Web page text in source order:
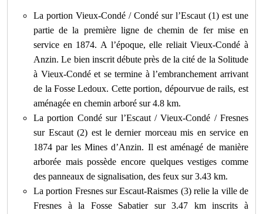
La portion Vieux-Condé / Condé sur l’Escaut (1) est une
partie de la première ligne de chemin de fer mise en
service en 1874. A l’époque, elle reliait Vieux-Condé à
Anzin. Le bien inscrit débute près de la cité de la Solitude
à Vieux-Condé et se termine à l’embranchement arrivant
de la Fosse Ledoux. Cette portion, dépourvue de rails, est
aménagée en chemin arboré sur 4.8 km.
La portion Condé sur l’Escaut / Vieux-Condé / Fresnes
sur Escaut (2) est le dernier morceau mis en service en
1874 par les Mines d’Anzin. Il est aménagé de manière
arborée mais possède encore quelques vestiges comme
des panneaux de signalisation, des feux sur 3.43 km.
La portion Fresnes sur Escaut-Raismes (3) relie la ville de
Fresnes à la Fosse Sabatier sur 3.47 km inscrits à